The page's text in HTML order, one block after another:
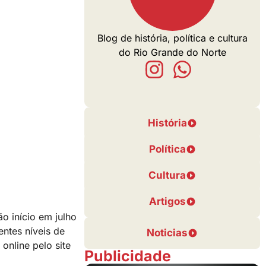
Blog de história, política e cultura
do Rio Grande do Norte
História
Política
Cultura
Artigos
Noticias
Publicidade
início em julho
níveis de
pelo site